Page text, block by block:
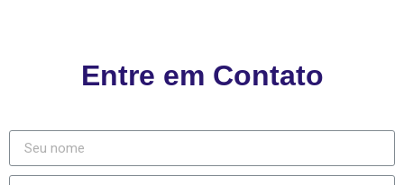
Entre em Contato